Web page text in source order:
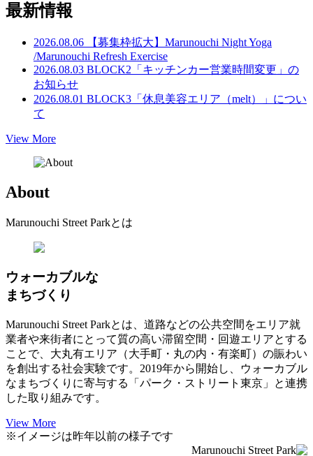
最新情報
2026.08.06
【募集枠拡大】Marunouchi Night Yoga
/Marunouchi Refresh Exercise
2026.08.03 BLOCK2「キッチンカー営業時間変更」の
お知らせ
2026.08.01 BLOCK3「休息美容エリア（melt）」につい
て
View More
About
Marunouchi Street Parkとは
ウォーカブルな
まちづくり
Marunouchi Street Parkとは、道路などの公共空間をエリア就
業者や来街者にとって質の高い滞留空間・回遊エリアとする
ことで、大丸有エリア（大手町・丸の内・有楽町）の賑わい
を創出する社会実験です。2019年から開始し、ウォーカブル
なまちづくりに寄与する「パーク・ストリート東京」と連携
した取り組みです。
View More
※イメージは昨年以前の様子です